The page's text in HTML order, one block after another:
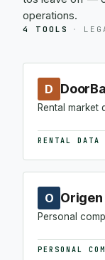
operations.
4 TOOLS ·
D
Rental market
RENTAL DATA
O Origen
Personal
PERSONAL